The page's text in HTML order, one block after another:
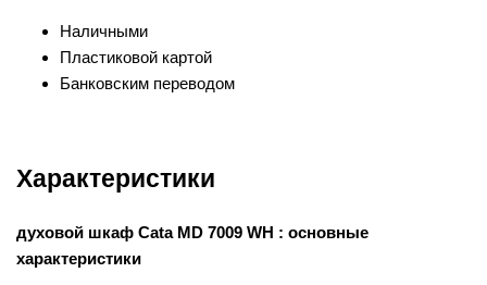
Наличными
Пластиковой картой
Банковским переводом
Характеристики
духовой шкаф Cata MD 7009 WH : основные
характеристики